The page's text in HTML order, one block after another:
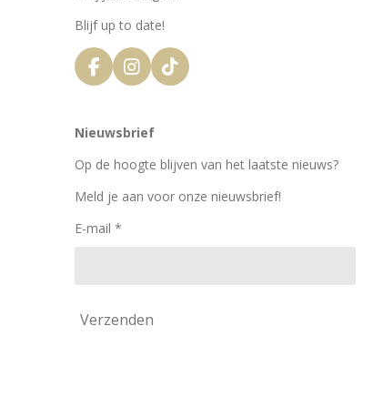
Blijf up to date!
F
a
e
b
o
k
I
n
t
a
g
a
T
i
k
Nieuwsbrief
Op de hoogte blijven van het laatste nieuws?
Meld je aan voor onze nieuwsbrief!
E-mail *
Verzenden